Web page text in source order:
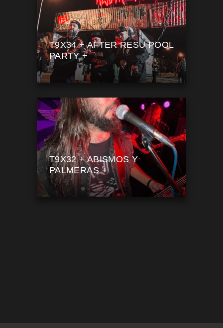
T9X34 + AFTER RESU POOL
PARTY +
T9X32 + ABISMOS Y
PALMERAS +